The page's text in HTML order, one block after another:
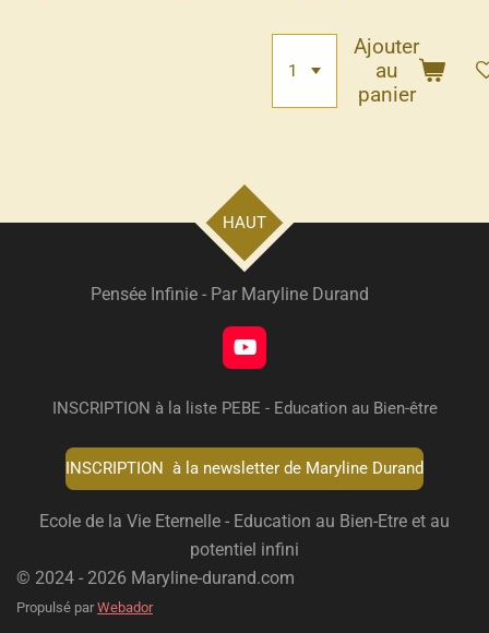
Ajouter
au
panier
HAUT
Pensée Infinie - Par Maryline Durand
Y
o
T
b
e
INSCRIPTION à la liste PEBE - Education au Bien-être
INSCRIPTION à la newsletter de Maryline Durand
Ecole de la Vie Eternelle - Education au Bien-Etre et au
potentiel infini
© 2024 - 2026 Maryline-durand.com
Propulsé par Webador